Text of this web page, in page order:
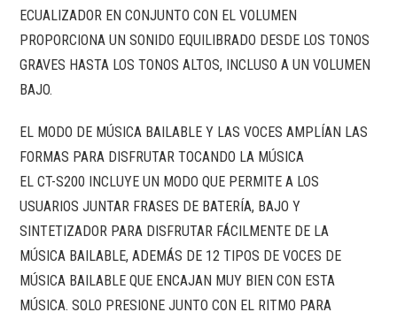
ECUALIZADOR EN CONJUNTO CON EL VOLUMEN
PROPORCIONA UN SONIDO EQUILIBRADO DESDE LOS TONOS
GRAVES HASTA LOS TONOS ALTOS, INCLUSO A UN VOLUMEN
BAJO.
EL MODO DE MÚSICA BAILABLE Y LAS VOCES AMPLÍAN LAS
FORMAS PARA DISFRUTAR TOCANDO LA MÚSICA
EL CT-S200 INCLUYE UN MODO QUE PERMITE A LOS
USUARIOS JUNTAR FRASES DE BATERÍA, BAJO Y
SINTETIZADOR PARA DISFRUTAR FÁCILMENTE DE LA
MÚSICA BAILABLE, ADEMÁS DE 12 TIPOS DE VOCES DE
MÚSICA BAILABLE QUE ENCAJAN MUY BIEN CON ESTA
MÚSICA. SOLO PRESIONE JUNTO CON EL RITMO PARA